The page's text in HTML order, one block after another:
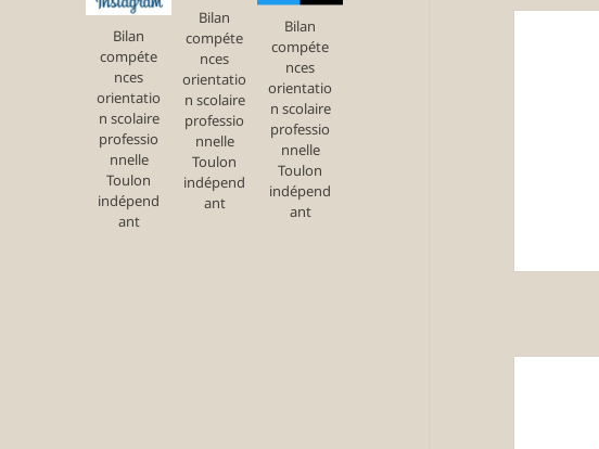
Bilan
compéte
nces
orientatio
n scolaire
professio
nnelle
Toulon
indépend
ant
Bilan
compéte
nces
orientatio
n scolaire
professio
nnelle
Toulon
indépend
ant
Bilan
compéte
nces
orientatio
n scolaire
professio
nnelle
Toulon
indépend
ant